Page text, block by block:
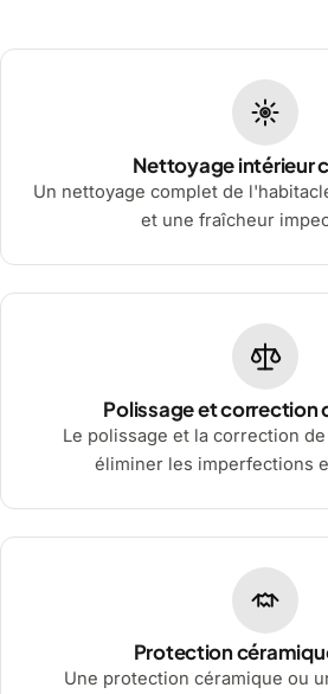
Nettoyage intérieur
Un nettoyage complet de
et une fraîcheur
Polissage et correction
Le polissage et la correction
éliminer les imperfections
Protection
Une protection céramique ou